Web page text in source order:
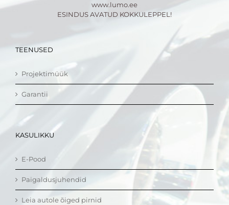
www.lumo.ee
ESINDUS AVATUD KOKKULEPPEL!
TEENUSED
Projektimüük
Garantii
KASULIKKU
E-Pood
Paigaldusjuhendid
Leia autole õiged pirnid